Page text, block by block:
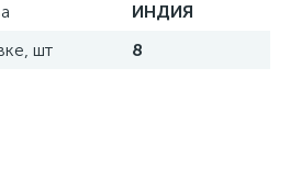
ИНДИЯ
шт
8